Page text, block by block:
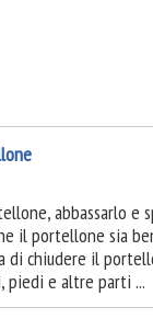
abbassarlo e
il portellone sia
di chiudere il
piedi e altre parti ...